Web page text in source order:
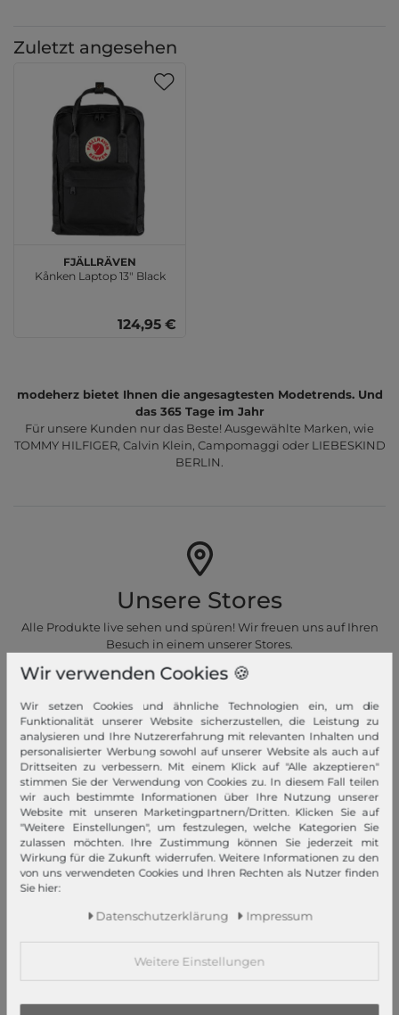
Zuletzt angesehen
Fjällräven
Kånken Laptop 13" Black
124,95 €
modeherz bietet Ihnen die angesagtesten Modetrends. Und
das 365 Tage im Jahr
Für unsere Kunden nur das Beste! Ausgewählte Marken, wie
TOMMY HILFIGER, Calvin Klein, Campomaggi oder LIEBESKIND
BERLIN.
Unsere Stores
Alle Produkte live sehen und spüren! Wir freuen uns auf Ihren
Besuch in einem unserer Stores.
Jetzt ansehen!
Schneller Versand!
Wir versenden Ihre Bestellung schnell per Premiumversand.
Mehr dazu!
Ihre Vorteile
Wir verwenden Cookies 🍪
Wir setzen Cookies und ähnliche Technologien ein, um die
Funktionalität unserer Website sicherzustellen, die Leistung zu
analysieren und Ihre Nutzererfahrung mit relevanten Inhalten und
personalisierter Werbung sowohl auf unserer Website als auch auf
Drittseiten zu verbessern. Mit einem Klick auf "Alle akzeptieren"
stimmen Sie der Verwendung von Cookies zu. In diesem Fall teilen
wir auch bestimmte Informationen über Ihre Nutzung unserer
Website mit unseren Marketingpartnern/Dritten. Klicken Sie auf
"Weitere Einstellungen", um festzulegen, welche Kategorien Sie
zulassen möchten. Ihre Zustimmung können Sie jederzeit mit
Wirkung für die Zukunft widerrufen. Weitere Informationen zu den
von uns verwendeten Cookies und Ihren Rechten als Nutzer finden
Sie hier:
Daten­schutz­erklärung Impressum
Weitere Einstellungen